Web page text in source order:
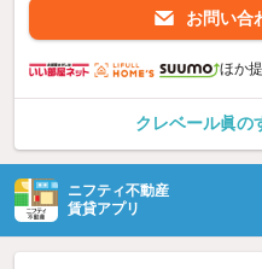
お問い合
ほか
クレベール眞の
ニフティ不動産
賃貸アプリ